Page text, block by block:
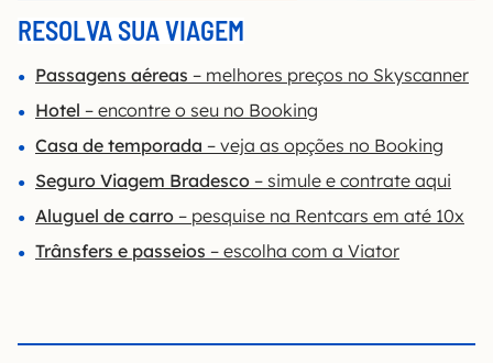
RESOLVA SUA VIAGEM
Passagens aéreas – melhores preços no Skyscanner
Hotel – encontre o seu no Booking
Casa de temporada – veja as opções no Booking
Seguro Viagem Bradesco – simule e contrate aqui
Aluguel de carro – pesquise na Rentcars em até 10x
Trânsfers e passeios – escolha com a Viator